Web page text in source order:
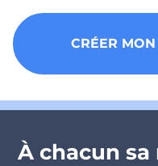
CRÉER
À chacun